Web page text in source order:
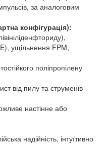
за аналоговим
конфігурація):
ущільнення FPM,
поліпропілену
від пилу та струменів
настінне або
надійність, інтуїтивно